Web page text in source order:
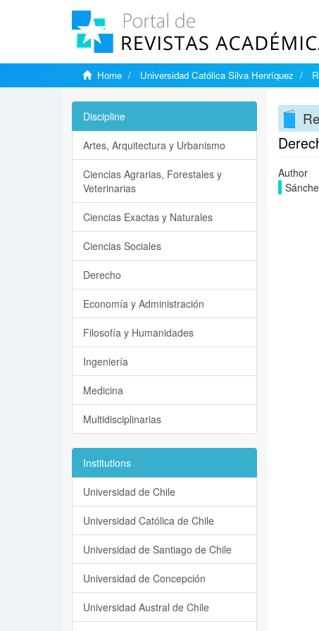
Home Universidad Católica Silva Henríquez
Author
Discipline
Artes, Arquitectura y Urbanismo
Ciencias Agrarias, Forestales y
Veterinarias
Ciencias Exactas y Naturales
Ciencias Sociales
Derecho
Economía y Administración
Filosofía y Humanidades
Ingeniería
Medicina
Multidisciplinarias
Institutions
Universidad de Chile
Universidad Católica de Chile
Universidad de Santiago de Chile
Universidad de Concepción
Universidad Austral de Chile